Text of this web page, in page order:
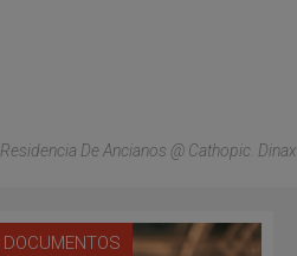
Residencia De Ancianos @ Cathopic. Dinax
DOCUMENTOS